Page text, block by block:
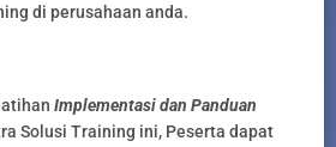
di perusahaan anda.
Implementasi dan Panduan
Solusi Training ini, Peserta dapat